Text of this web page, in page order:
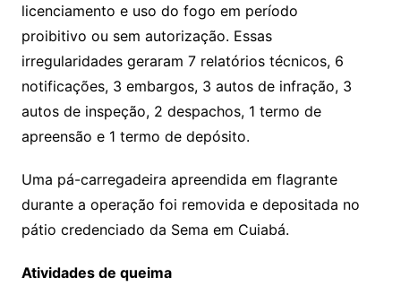
licenciamento e uso do fogo em período
proibitivo ou sem autorização. Essas
irregularidades geraram 7 relatórios técnicos, 6
notificações, 3 embargos, 3 autos de infração, 3
autos de inspeção, 2 despachos, 1 termo de
apreensão e 1 termo de depósito.
Uma pá-carregadeira apreendida em flagrante
durante a operação foi removida e depositada no
pátio credenciado da Sema em Cuiabá.
Atividades de queima